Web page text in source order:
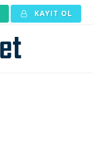
KAYIT OL